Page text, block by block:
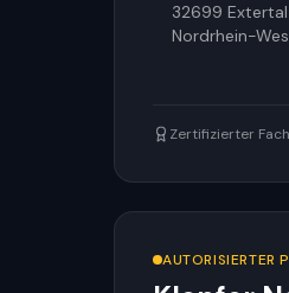
32699 Extertal
Nordrhein-
Zertifizierter
AUTORISIERTER